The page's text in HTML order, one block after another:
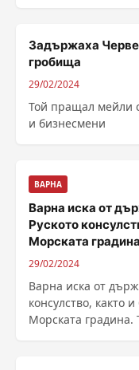
Задържаха
гробища
29/02/2024
Той пращал мейли
и бизнесмени
ВАРНА
Варна иска от
Руското
Морската градина
29/02/2024
Варна иска от
консулство, както
Морската градина.